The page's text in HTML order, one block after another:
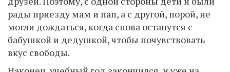
рады приезду мам и пап, а с другой, порой, не
могли дождаться, когда снова останутся с
бабушкой и дедушкой, чтобы почувствовать
вкус свободы.